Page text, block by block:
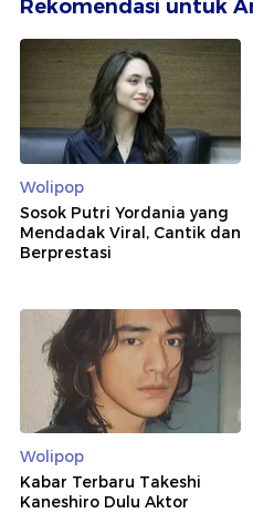
Rekomendasi untuk
Wolipop
Sosok Putri Yordania yang
Mendadak Viral, Cantik dan
Berprestasi
Wolipop
Kabar Terbaru Takeshi
Kaneshiro Dulu Aktor